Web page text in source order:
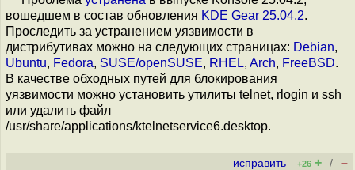
вошедшем в состав обновления KDE Gear 25.04.2.
Проследить за устранением уязвимости в
дистрибутивах можно на следующих страницах: Debian,
Ubuntu, Fedora, SUSE/openSUSE, RHEL, Arch, FreeBSD.
В качестве обходных путей для блокирования
уязвимости можно установить утилиты telnet, rlogin и ssh
или удалить файл
/usr/share/applications/ktelnetservice6.desktop.
исправить +26 + / –